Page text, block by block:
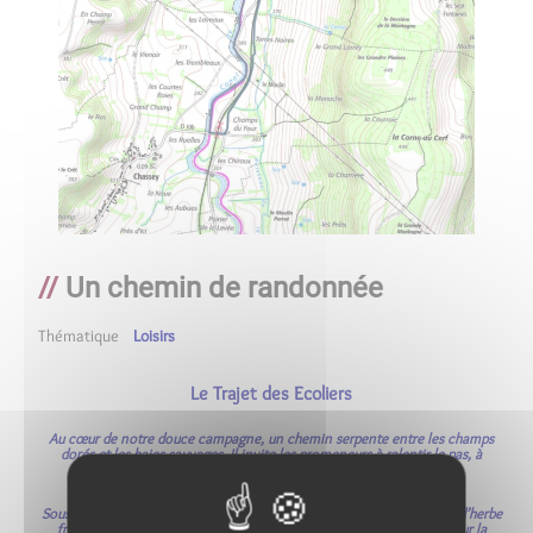
Un chemin de randonnée
Thématique Loisirs
Le Trajet des Ecoliers
Au cœur de notre douce campagne, un chemin serpente entre les champs
dorés et les haies sauvages. Il invite les promeneurs à ralentir le pas, à
Sous les pas, la terre est souple, parfois caillouteuse, parfois tapissée d’herbe
fraîche. Le sentier grimpe doucement offrant une vue imprenable sur la